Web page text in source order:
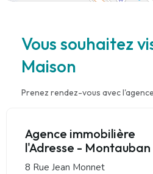
Vous souhaitez
Maison
Prenez rendez-vous avec
Agence immobilière
l'Adresse - Montauban
8 Rue Jean Monnet